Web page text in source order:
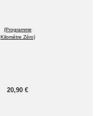
(Programme
Kilomètre Zéro)
20,90 €